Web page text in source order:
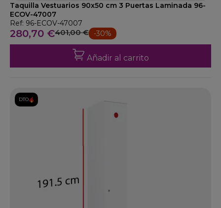
Taquilla Vestuarios 90x50 cm 3 Puertas Laminada 96-
ECOV-47007
Ref: 96-ECOV-47007
280,70 €401,00 € -30%
Añadir al carrito
DTO.